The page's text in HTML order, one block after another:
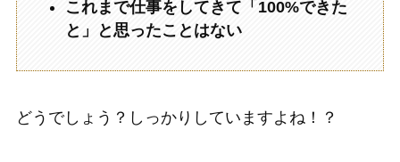
これまで仕事をしてきて「100%できた
と」と思ったことはない
どうでしょう？しっかりしていますよね！？